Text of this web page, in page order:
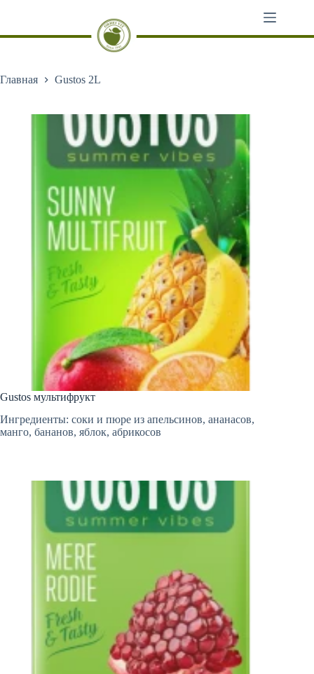
Главная Gustos 2L
Gustos мультифрукт
Ингредиенты: соки и пюре из апельсинов, ананасов,
манго, бананов, яблок, абрикосов